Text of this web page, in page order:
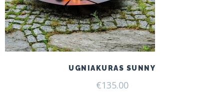
UGNIAKURAS SUNNY
€135.00